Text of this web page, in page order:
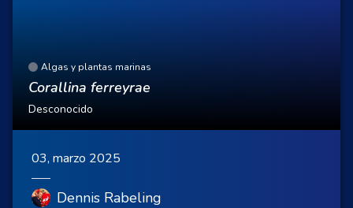
Algas y plantas marinas
Corallina ferreyrae
Desconocido
03, marzo 2025
Dennis Rabeling